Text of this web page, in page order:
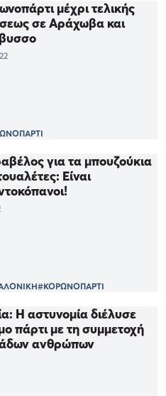
μέχρι τελικής
σε Αράχωβα και
για τα μπουζούκια
Είναι
#ΚΟΡΩΝΟΠΑΡΤΙ
Η αστυνομία διέλυσε
πάρτι με τη συμμετοχή
ανθρώπων